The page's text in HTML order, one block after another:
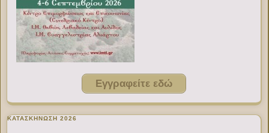
Εγγραφείτε εδώ
ΚΑΤΑΣΚΗΝΩΣΗ 2026